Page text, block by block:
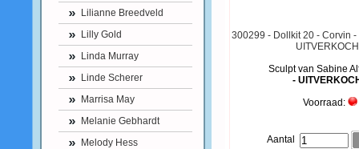
Lilianne Breedveld
Lilly Gold
Linda Murray
Linde Scherer
Marrisa May
Melanie Gebhardt
Melody Hess
300299 - Dollkit 20 - Corvin
Sculpt van Sabine
-
Voorraad:
Aantal